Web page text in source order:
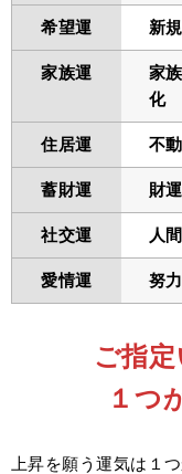
希望運 新
家族運
家
化
住居運 不
蓄財運 財
社交運 人
愛情運 努
ご指
１つ
上昇を願う運気は１